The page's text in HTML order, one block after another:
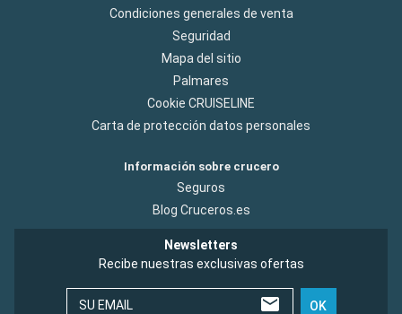
Condiciones generales de venta
Seguridad
Mapa del sitio
Palmares
Cookie CRUISELINE
Carta de protección datos personales
Información sobre crucero
Seguros
Blog Cruceros.es
Newsletters
Recibe nuestras exclusivas ofertas
SU EMAIL OK